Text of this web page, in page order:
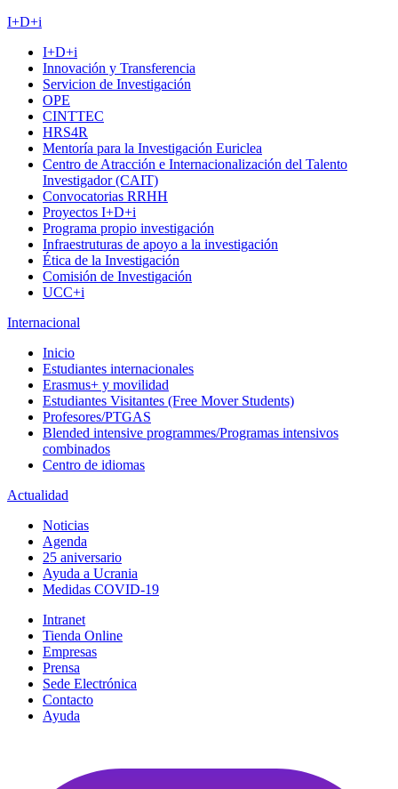
I+D+i
I+D+i
Innovación y Transferencia
Servicion de Investigación
OPE
CINTTEC
HRS4R
Mentoría para la Investigación Euriclea
Centro de Atracción e Internacionalización del Talento
Investigador (CAIT)
Convocatorias RRHH
Proyectos I+D+i
Programa propio investigación
Infraestruturas de apoyo a la investigación
Ética de la Investigación
Comisión de Investigación
UCC+i
Internacional
Inicio
Estudiantes internacionales
Erasmus+ y movilidad
Estudiantes Visitantes (Free Mover Students)
Profesores/PTGAS
Blended intensive programmes/Programas intensivos
combinados
Centro de idiomas
Actualidad
Noticias
Agenda
25 aniversario
Ayuda a Ucrania
Medidas COVID-19
Intranet
Tienda Online
Empresas
Prensa
Sede Electrónica
Contacto
Ayuda